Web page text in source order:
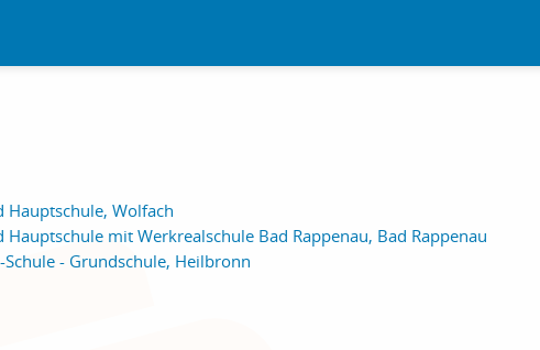
Hauptschule, Wolfach
Hauptschule mit Werkrealschule Bad Rappenau, Bad Rappenau
- Grundschule, Heilbronn